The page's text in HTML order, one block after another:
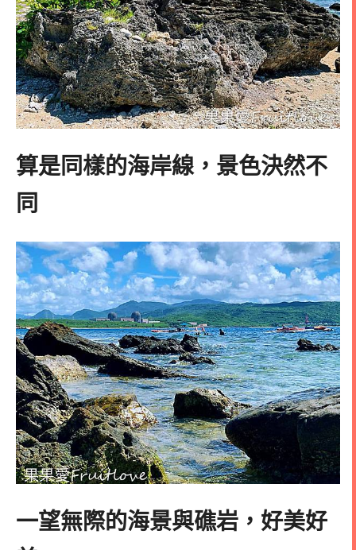
算是同樣的海岸線，景色決然不
同
一望無際的海景與礁岩，好美好